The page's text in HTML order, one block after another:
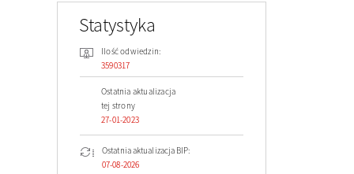
Statystyka
Ilość odwiedzin:
3590317
Ostatnia aktualizacja
tej strony
27-01-2023
Ostatnia aktualizacja BIP:
07-08-2026